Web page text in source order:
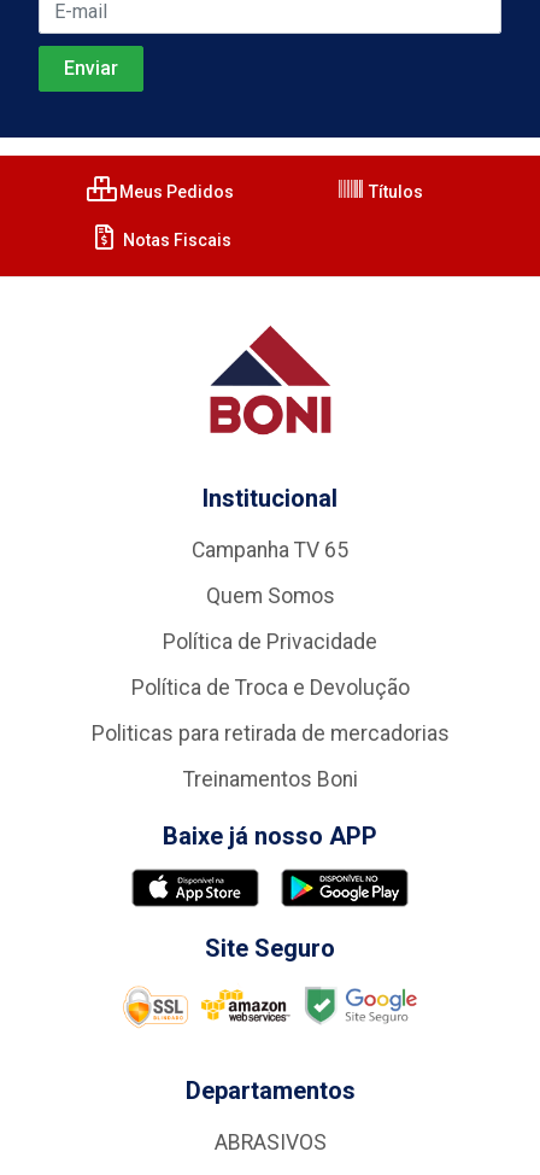
Meus Pedidos Títulos
Notas Fiscais
Institucional
Campanha TV 65
Quem Somos
Política de Privacidade
Política de Troca e Devolução
Politicas para retirada de mercadorias
Treinamentos Boni
Baixe já nosso APP
Site Seguro
Departamentos
ABRASIVOS